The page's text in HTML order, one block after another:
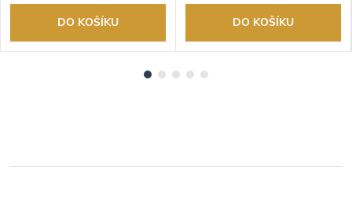
DO KOŠÍKU DO KOŠÍKU